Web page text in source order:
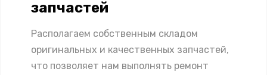
запчастей
Располагаем собственным складом
оригинальных и качественных запчастей,
что позволяет нам выполнять ремонт